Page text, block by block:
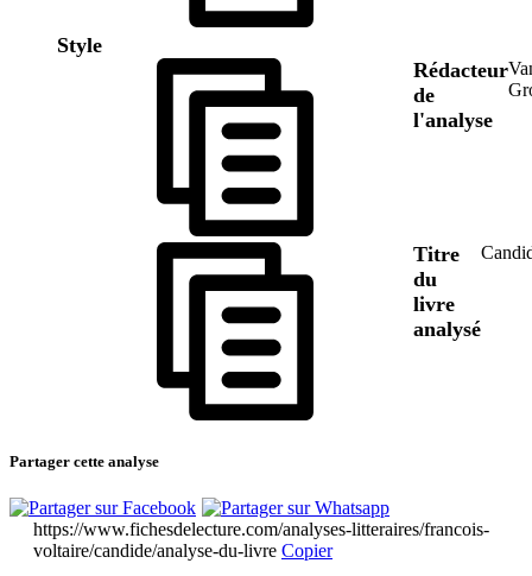
Style
Rédacteur
de
l'analyse
Titre
du
livre
analysé
Partager cette analyse
https://www.fichesdelecture.com/analyses-litteraires/francois-
voltaire/candide/analyse-du-livre Copier